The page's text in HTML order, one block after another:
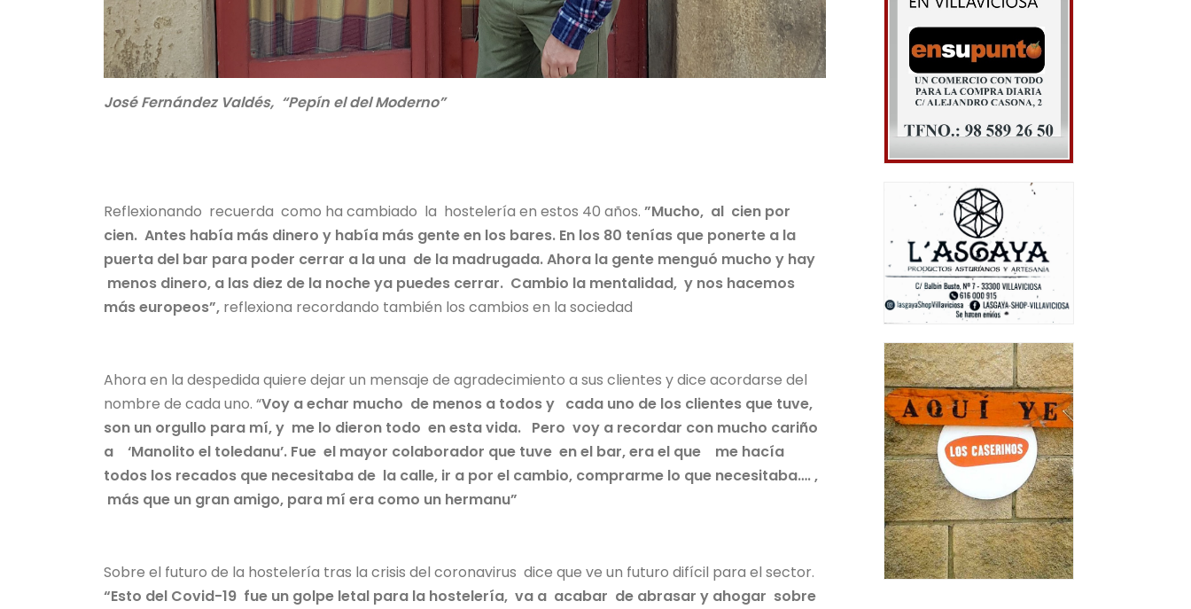
José Fernández Valdés, “Pepín el del Moderno”
Reflexionando recuerda como ha cambiado la hostelería en estos 40 años. ”Mucho, al cien por
cien. Antes había más dinero y había más gente en los bares. En los 80 tenías que ponerte a la
puerta del bar para poder cerrar a la una de la madrugada. Ahora la gente menguó mucho y hay
menos dinero, a las diez de la noche ya puedes cerrar. Cambio la mentalidad, y nos hacemos
más europeos”, reflexiona recordando también los cambios en la sociedad
Ahora en la despedida quiere dejar un mensaje de agradecimiento a sus clientes y dice acordarse del
nombre de cada uno. “Voy a echar mucho de menos a todos y cada uno de los clientes que tuve,
son un orgullo para mí, y me lo dieron todo en esta vida. Pero voy a recordar con mucho cariño
a ‘Manolito el toledanu’. Fue el mayor colaborador que tuve en el bar, era el que me hacía
todos los recados que necesitaba de la calle, ir a por el cambio, comprarme lo que necesitaba…. ,
más que un gran amigo, para mí era como un hermanu”
Sobre el futuro de la hostelería tras la crisis del coronavirus dice que ve un futuro difícil para el sector.
“Esto del Covid-19 fue un golpe letal para la hostelería, va a acabar de abrasar y ahogar sobre